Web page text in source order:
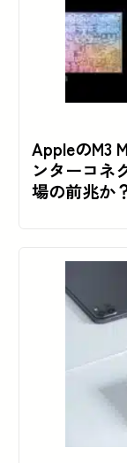
AppleのM3
ンターコネ
場の前兆か